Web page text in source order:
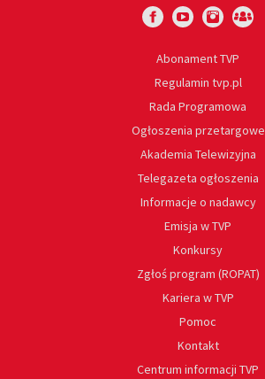
Abonament TVP
Regulamin tvp.pl
Rada Programowa
Ogłoszenia przetargowe
Akademia Telewizyjna
Telegazeta ogłoszenia
Informacje o nadawcy
Emisja w TVP
Konkursy
Zgłoś program (ROPAT)
Kariera w TVP
Pomoc
Kontakt
Centrum informacji TVP